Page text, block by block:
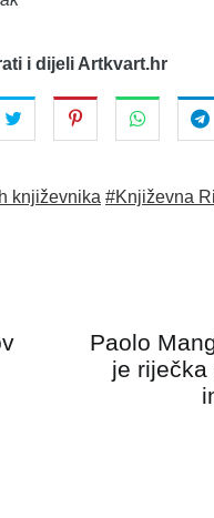
i dijeli Artkvart.hr
književnika #Književna
Paolo
je